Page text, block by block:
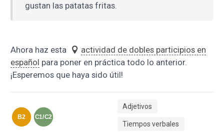
gustan las patatas fritas.
Ahora haz esta
actividad de dobles participios en
español para poner en práctica todo lo anterior.
¡Esperemos que haya sido útil!
B2 C1/C2
Adjetivos
Tiempos verbales